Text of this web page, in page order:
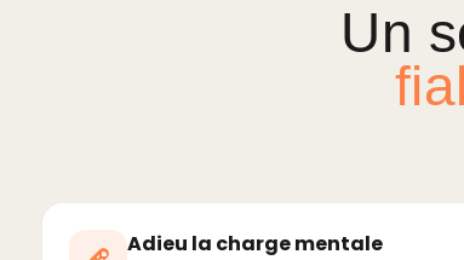
Un
Adieu la charge mentale